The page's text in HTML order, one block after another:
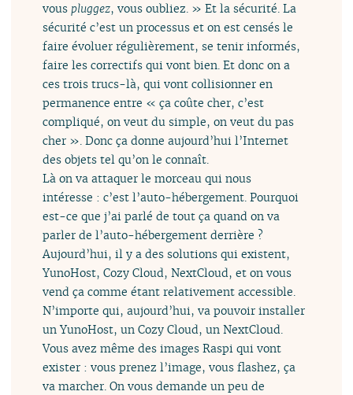
vous pluggez, vous oubliez. » Et la sécurité. La
sécurité c’est un processus et on est censés le
faire évoluer régulièrement, se tenir informés,
faire les correctifs qui vont bien. Et donc on a
ces trois trucs-là, qui vont collisionner en
permanence entre « ça coûte cher, c’est
compliqué, on veut du simple, on veut du pas
cher ». Donc ça donne aujourd’hui l’Internet
des objets tel qu’on le connaît.
Là on va attaquer le morceau qui nous
intéresse : c’est l’auto-hébergement. Pourquoi
est-ce que j’ai parlé de tout ça quand on va
parler de l’auto-hébergement derrière ?
Aujourd’hui, il y a des solutions qui existent,
YunoHost, Cozy Cloud, NextCloud, et on vous
vend ça comme étant relativement accessible.
N’importe qui, aujourd’hui, va pouvoir installer
un YunoHost, un Cozy Cloud, un NextCloud.
Vous avez même des images Raspi qui vont
exister : vous prenez l’image, vous flashez, ça
va marcher. On vous demande un peu de